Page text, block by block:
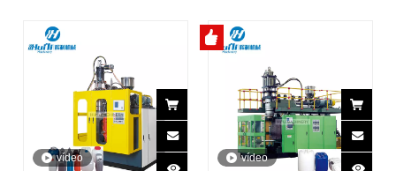
una sola estación de 5
litros
policarbonato de 5
vídeo vídeo